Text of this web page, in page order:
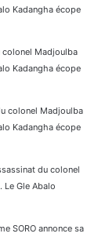
Kadangha écope
Madjoulba
Kadangha écope
colonel Madjoulba
Kadangha écope
du colonel
Le Gle Abalo
SORO annonce sa